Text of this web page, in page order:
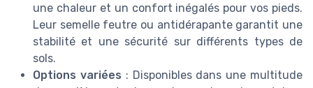
une chaleur et un confort inégalés pour vos pieds.
Leur semelle feutre ou antidérapante garantit une
stabilité et une sécurité sur différents types de
sols.
Options variées : Disponibles dans une multitude